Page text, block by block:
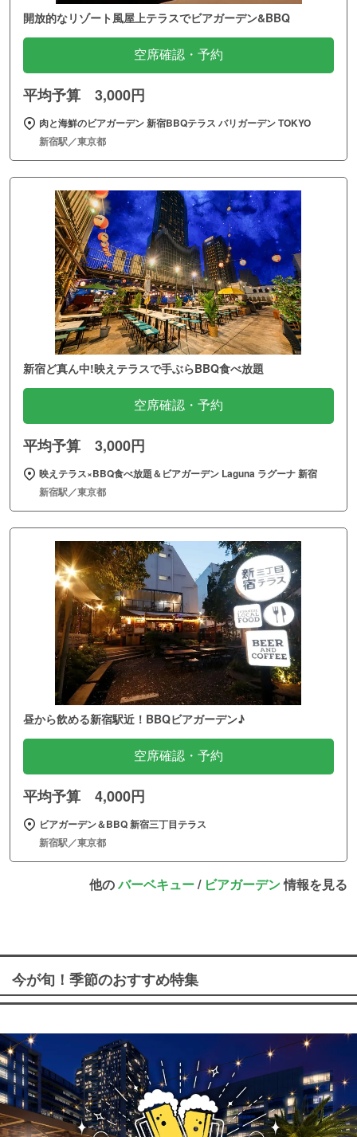
開放的なリゾート風屋上テラスでビアガーデン&BBQ
空席確認・予約
平均予算 3,000円
肉と海鮮のビアガーデン 新宿BBQテラス バリガーデン TOKYO
新宿駅／東京都
新宿ど真ん中!映えテラスで手ぶらBBQ食べ放題
空席確認・予約
平均予算 3,000円
映えテラス×BBQ食べ放題＆ビアガーデン Laguna ラグーナ 新宿
新宿駅／東京都
昼から飲める新宿駅近！BBQビアガーデン♪
空席確認・予約
平均予算 4,000円
ビアガーデン＆BBQ 新宿三丁目テラス
新宿駅／東京都
他のバーベキュー/ ビアガーデン情報を見る
今が旬！季節のおすすめ特集